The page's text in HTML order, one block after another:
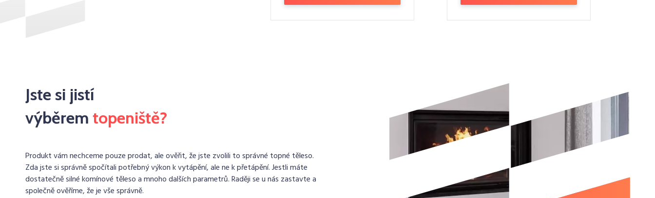
Jste si jistí
výběrem topeniště?
Produkt vám nechceme pouze prodat, ale ověřit, že jste zvolili to správné topné těleso.
Zda jste si správně spočítali potřebný výkon k vytápění, ale ne k přetápění. Jestli máte
dostatečně silné komínové těleso a mnoho dalších parametrů. Raději se u nás zastavte a
společně ověříme, že je vše správně.